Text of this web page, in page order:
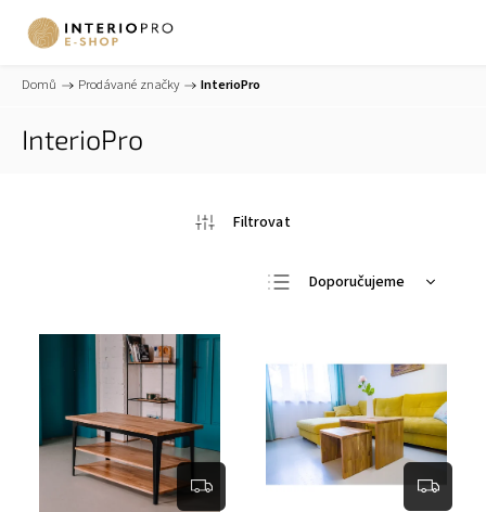
Domů / Prodávané značky / InterioPro
InterioPro
Doporučujeme
Nejprodávanější
Abecedně